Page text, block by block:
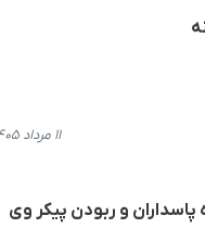
۱۱ مرداد ۱۴۰۵، ۲۱:۰۸
و ربودن پیکر وی